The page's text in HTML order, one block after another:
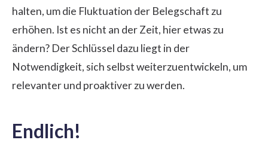
halten, um die Fluktuation der Belegschaft zu
erhöhen. Ist es nicht an der Zeit, hier etwas zu
ändern? Der Schlüssel dazu liegt in der
Notwendigkeit, sich selbst weiterzuentwickeln, um
relevanter und proaktiver zu werden.
Endlich!